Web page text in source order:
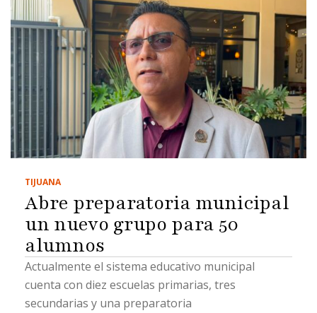
TIJUANA
Abre preparatoria municipal
un nuevo grupo para 50
alumnos
Actualmente el sistema educativo municipal
cuenta con diez escuelas primarias, tres
secundarias y una preparatoria